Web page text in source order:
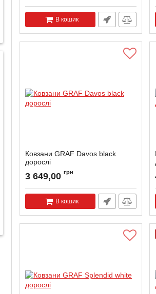
В кошик
Ковзани GRAF Davos black
дорослі
DAVOS-MB-36
3 649,00 грн
В кошик